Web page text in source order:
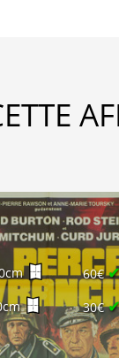
60€
30€